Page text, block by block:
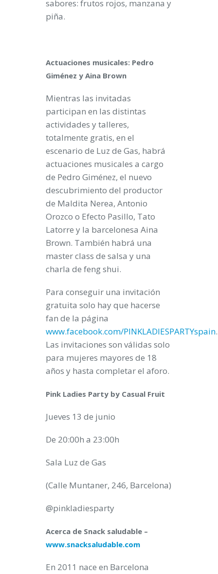
sabores: frutos rojos, manzana y
piña.
Actuaciones musicales: Pedro
Giménez y Aina Brown
Mientras las invitadas
participan en las distintas
actividades y talleres,
totalmente gratis, en el
escenario de Luz de Gas, habrá
actuaciones musicales a cargo
de Pedro Giménez, el nuevo
descubrimiento del productor
de Maldita Nerea, Antonio
Orozco o Efecto Pasillo, Tato
Latorre y la barcelonesa Aina
Brown. También habrá una
master class de salsa y una
charla de feng shui.
Para conseguir una invitación
gratuita solo hay que hacerse
fan de la página
www.facebook.com/PINKLADIESPARTYspain.
Las invitaciones son válidas solo
para mujeres mayores de 18
años y hasta completar el aforo.
Pink Ladies Party by Casual Fruit
Jueves 13 de junio
De 20:00h a 23:00h
Sala Luz de Gas
(Calle Muntaner, 246, Barcelona)
@pinkladiesparty
Acerca de Snack saludable –
www.snacksaludable.com
En 2011 nace en Barcelona